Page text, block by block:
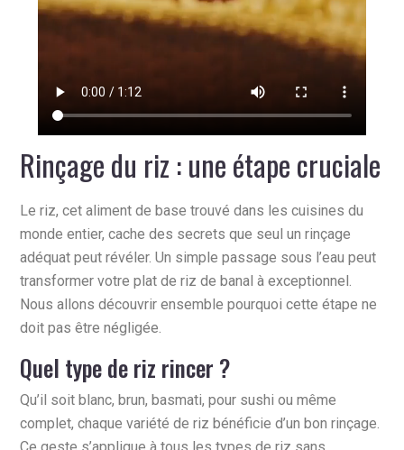
Rinçage du riz : une étape cruciale
Le riz, cet aliment de base trouvé dans les cuisines du
monde entier, cache des secrets que seul un rinçage
adéquat peut révéler. Un simple passage sous l’eau peut
transformer votre plat de riz de banal à exceptionnel.
Nous allons découvrir ensemble pourquoi cette étape ne
doit pas être négligée.
Quel type de riz rincer ?
Qu’il soit blanc, brun, basmati, pour sushi ou même
complet, chaque variété de riz bénéficie d’un bon rinçage.
Ce geste s’applique à tous les types de riz sans